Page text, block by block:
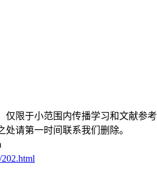
仅限于小范围内传播学习和文献参考
请第一时间联系我们删除。